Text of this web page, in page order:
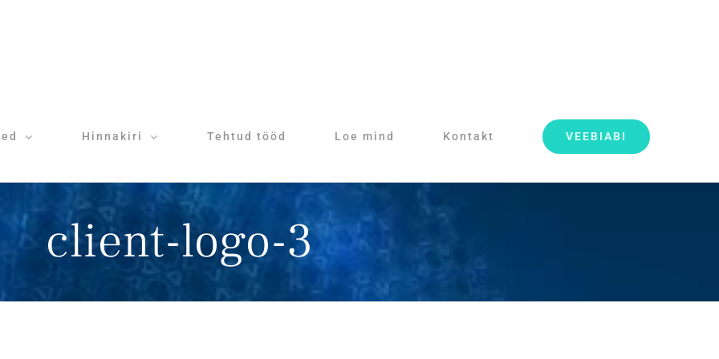
Hinnakiri Tehtud tööd Loe mind Kontakt VEEBIABI
client-logo-3